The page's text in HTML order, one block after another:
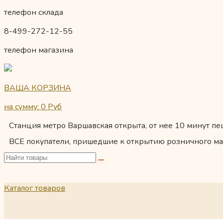
телефон склада
8-499-272-12-55
телефон магазина
ВАША КОРЗИНА
на сумму: 0 Руб
Станция метро Варшавская открыта, от нее 10 минут
ВСЕ покупатели, пришедшие к открытию розничного
Каталог товаров